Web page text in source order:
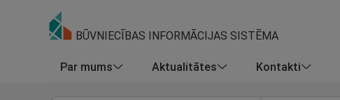
BŪVNIECĪBAS INFORMĀCIJAS SISTĒMA
Par mums Aktualitātes Kontakti